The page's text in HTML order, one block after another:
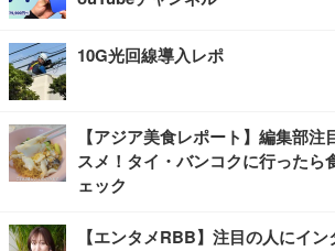
10G光回線導入レポ
【アジア美食レポート】編集部
スメ！タイ・バンコクに行ったら
ェック
【エンタメRBB】注目の人にイ